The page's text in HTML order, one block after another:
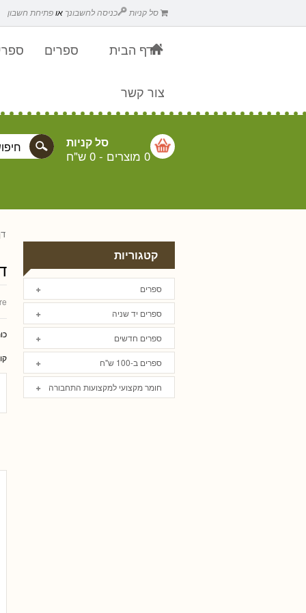
סל קניות כניסה לחשבונך אופתיחת חשבון
דף הבית ספרים
צור קשר
סל קניות
0 מוצרים - 0 ש"ח
קטגוריות
ספרים
ספרים יד שניה
ספרים חדשים
ספרים ב-100 ש"ח
חומר מקצועי למקצועות התחבורה